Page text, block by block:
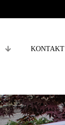
KONTAKT